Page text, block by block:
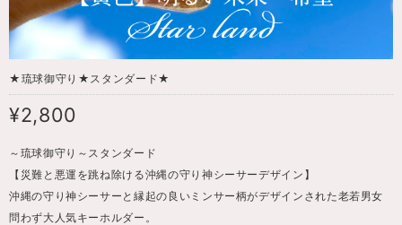
★琉球御守り★スタンダード★
¥2,800
～琉球御守り～スタンダード
【災難と悪運を跳ね除ける沖縄の守り神シーサーデザイン】
沖縄の守り神シーサーと縁起の良いミンサー柄がデザインされた老若男女
問わず大人気キーホルダー。